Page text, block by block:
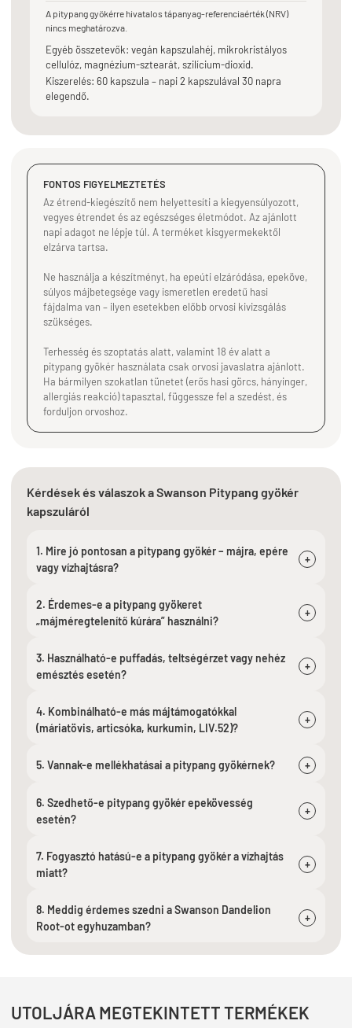
A pitypang gyökérre hivatalos tápanyag-referenciaérték (NRV)
nincs meghatározva.
Egyéb összetevők: vegán kapszulahéj, mikrokristályos
cellulóz, magnézium-sztearát, szilícium-dioxid.
Kiszerelés: 60 kapszula – napi 2 kapszulával 30 napra
elegendő.
FONTOS FIGYELMEZTETÉS
Az étrend-kiegészítő nem helyettesíti a kiegyensúlyozott,
vegyes étrendet és az egészséges életmódot. Az ajánlott
napi adagot ne lépje túl. A terméket kisgyermekektől
elzárva tartsa.
Ne használja a készítményt, ha epeúti elzáródása, epeköve,
súlyos májbetegsége vagy ismeretlen eredetű hasi
fájdalma van – ilyen esetekben előbb orvosi kivizsgálás
szükséges.
Terhesség és szoptatás alatt, valamint 18 év alatt a
pitypang gyökér használata csak orvosi javaslatra ajánlott.
Ha bármilyen szokatlan tünetet (erős hasi görcs, hányinger,
allergiás reakció) tapasztal, függessze fel a szedést, és
forduljon orvoshoz.
Kérdések és válaszok a Swanson Pitypang gyökér
kapszuláról
1. Mire jó pontosan a pitypang gyökér – májra, epére
vagy vízhajtásra?
+
2. Érdemes-e a pitypang gyökeret
„májméregtelenítő kúrára” használni?
+
3. Használható-e puffadás, teltségérzet vagy nehéz
emésztés esetén?
+
4. Kombinálható-e más májtámogatókkal
(máriatövis, articsóka, kurkumin, LIV.52)?
+
5. Vannak-e mellékhatásai a pitypang gyökérnek? +
6. Szedhető-e pitypang gyökér epekövesség
esetén?
+
7. Fogyasztó hatású-e a pitypang gyökér a vízhajtás
miatt?
+
8. Meddig érdemes szedni a Swanson Dandelion
Root-ot egyhuzamban?
+
UTOLJÁRA MEGTEKINTETT TERMÉKEK